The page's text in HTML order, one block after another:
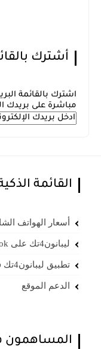
أشترك
اشترك بالقائمة
مباشرة على بريدك
القائمة
أسعار الهواتف
ليبانون4تك على TikTok
تطبيق ليبانون4تك في المتجر
الدعم الموقع
المساهمون